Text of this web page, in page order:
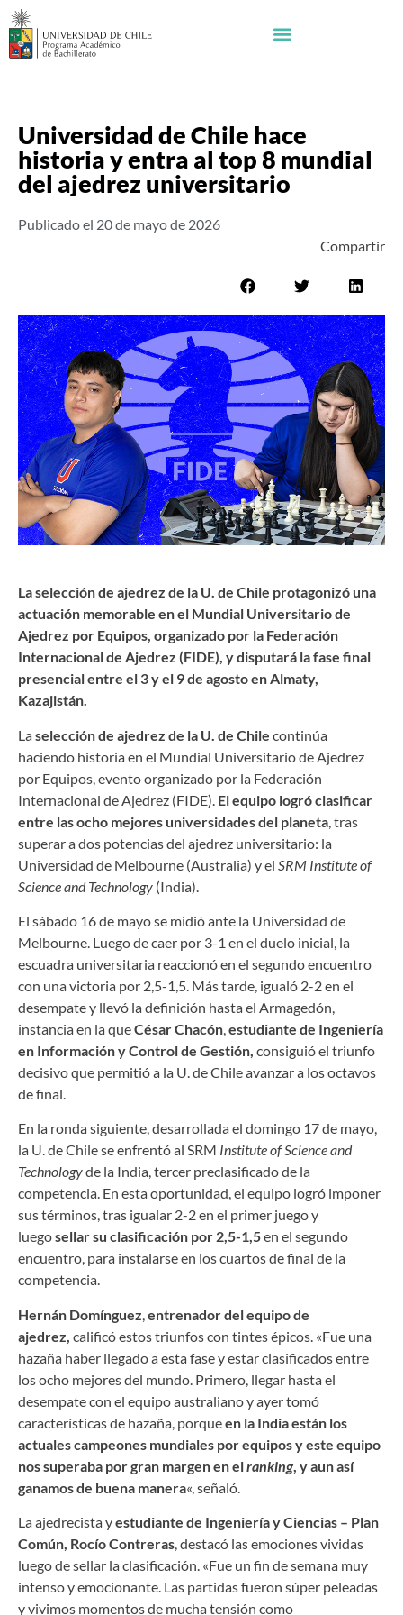
Universidad de Chile hace
historia y entra al top 8 mundial
del ajedrez universitario
Publicado el 20 de mayo de 2026
Compartir
La selección de ajedrez de la U. de Chile protagonizó una
actuación memorable en el Mundial Universitario de
Ajedrez por Equipos, organizado por la Federación
Internacional de Ajedrez (FIDE), y disputará la fase final
presencial entre el 3 y el 9 de agosto en Almaty,
Kazajistán.
Laselección de ajedrez de la U. de Chile continúa
haciendo historia en el Mundial Universitario de Ajedrez
por Equipos, evento organizado por la Federación
Internacional de Ajedrez (FIDE). El equipo logró clasificar
entre las ocho mejores universidades del planeta , tras
superar a dos potencias del ajedrez universitario: la
Universidad de Melbourne (Australia) y el SRM Institute of
Science and Technology (India).
El sábado 16 de mayo se midió ante la Universidad de
Melbourne. Luego de caer por 3-1 en el duelo inicial, la
escuadra universitaria reaccionó en el segundo encuentro
con una victoria por 2,5-1,5. Más tarde, igualó 2-2 en el
desempate y llevó la definición hasta el Armagedón,
instancia en la queCésar Chacón,estudiante de Ingeniería
en Información y Control de Gestión, consiguió el triunfo
decisivo que permitió a la U. de Chile avanzar a los octavos
de final.
En la ronda siguiente, desarrollada el domingo 17 de mayo,
la U. de Chile se enfrentó al SRM Institute of Science and
Technologyde la India, tercer preclasificado de la
competencia. En esta oportunidad, el equipo logró imponer
sus términos, tras igualar 2-2 en el primer juego y
luegosellar su clasificación por 2,5-1,5en el segundo
encuentro, para instalarse en los cuartos de final de la
competencia.
Hernán Domínguez,entrenador del equipo de
ajedrez, calificó estos triunfos con tintes épicos. «Fue una
hazaña haber llegado a esta fase y estar clasificados entre
los ocho mejores del mundo. Primero, llegar hasta el
desempate con el equipo australiano y ayer tomó
características de hazaña, porqueen la India están los
actuales campeones mundiales por equipos y este equipo
nos superaba por gran margen en elranking, y aun así
ganamos de buena manera«, señaló.
La ajedrecista yestudiante de Ingeniería y Ciencias – Plan
Común, Rocío Contreras, destacó las emociones vividas
luego de sellar la clasificación. «Fue un fin de semana muy
intenso y emocionante. Las partidas fueron súper peleadas
y vivimos momentos de mucha tensión como